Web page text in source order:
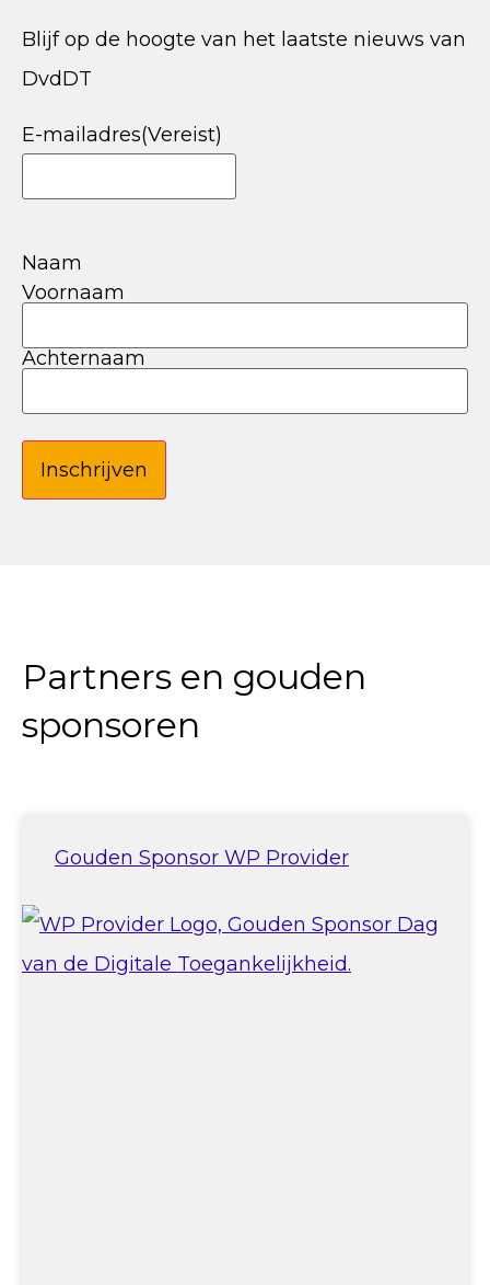
Blijf op de hoogte van het laatste nieuws van
DvdDT
E-mailadres(Vereist)
Naam
Voornaam
Achternaam
Inschrijven
Partners en gouden
sponsoren
Gouden Sponsor WP Provider